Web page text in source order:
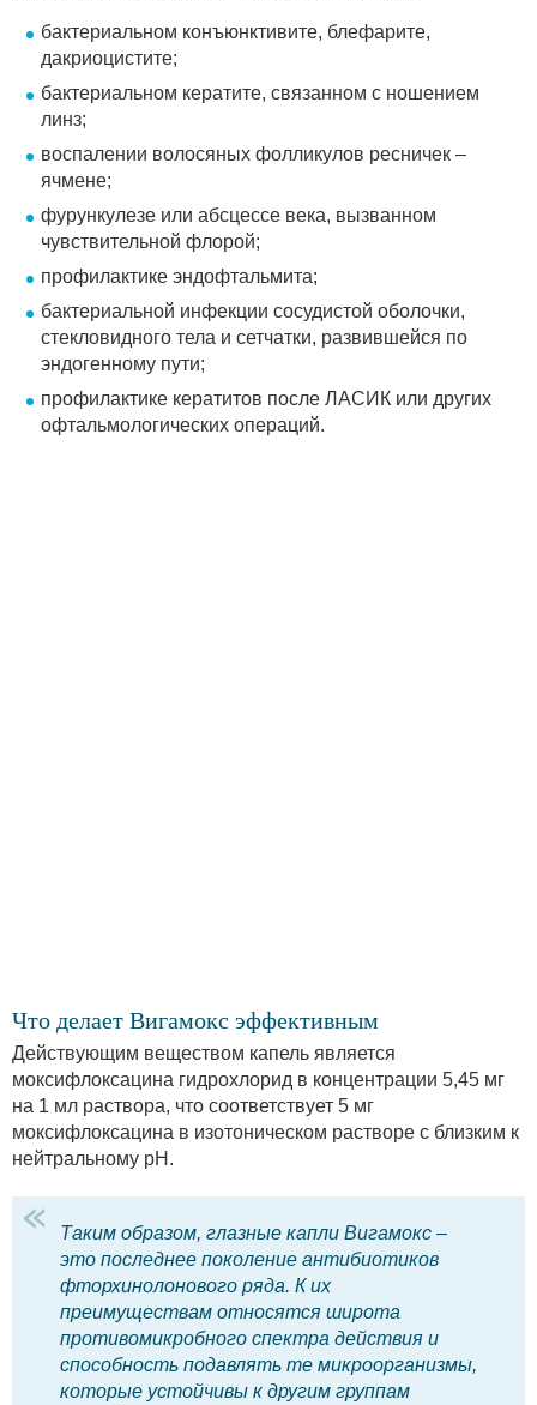
бактериальном конъюнктивите, блефарите,
дакриоцистите;
бактериальном кератите, связанном с ношением
линз;
воспалении волосяных фолликулов ресничек –
ячмене;
фурункулезе или абсцессе века, вызванном
чувствительной флорой;
профилактике эндофтальмита;
бактериальной инфекции сосудистой оболочки,
стекловидного тела и сетчатки, развившейся по
эндогенному пути;
профилактике кератитов после ЛАСИК или других
офтальмологических операций.
Что делает Вигамокс эффективным
Действующим веществом капель является
моксифлоксацина гидрохлорид в концентрации 5,45 мг
на 1 мл раствора, что соответствует 5 мг
моксифлоксацина в изотоническом растворе с близким к
нейтральному рН.
Таким образом, глазные капли Вигамокс –
это последнее поколение антибиотиков
фторхинолонового ряда. К их
преимуществам относятся широта
противомикробного спектра действия и
способность подавлять те микроорганизмы,
которые устойчивы к другим группам